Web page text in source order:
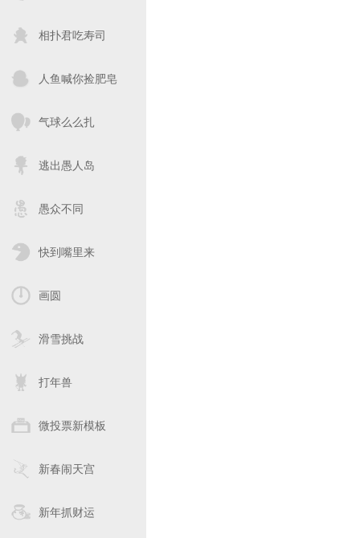
相扑君吃寿司
人鱼喊你捡肥皂
气球么么扎
逃出愚人岛
愚众不同
快到嘴里来
画圆
滑雪挑战
打年兽
微投票新模板
新春闹天宫
新年抓财运